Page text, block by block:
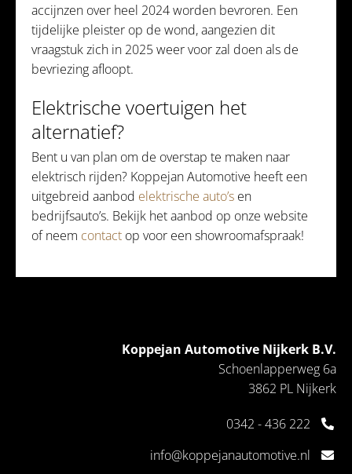
accijnzen over heel 2024 worden bevroren. Een
tijdelijke pleister op de wond, aangezien dit
vraagstuk zich in 2025 weer voor zal doen als de
bevriezing afloopt.
Elektrische voertuigen het
alternatief?
Bent u van plan om de overstap te maken naar
elektrisch rijden? Koppejan Automotive heeft een
uitgebreid aanbod elektrische auto’s en
bedrijfsauto’s. Bekijk het aanbod op onze website
of neem contact op voor een showroomafspraak!
Koppejan Automotive Nijkerk B.V.
Schoenlapperweg 6a
3862 PL Nijkerk
0342 - 436 222
info@koppejanautomotive.nl